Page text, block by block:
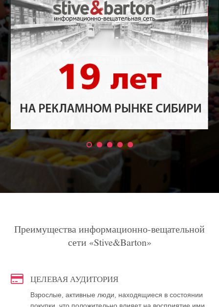
Преимущества информационно-вещательной
сети «Stive&Barton»
ЦЕЛЕВАЯ АУДИТОРИЯ
Взрослые, активные люди, находящиеся в состоянии